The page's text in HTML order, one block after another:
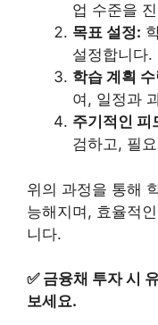
업 수준을
목표 설정:
설정합니다.
학습 계획
여, 일정과
주기적인 피
검하고, 필
위의 과정을 통해
능해지며, 효율적
니다.
✅ 금융채 투자 시
보세요.